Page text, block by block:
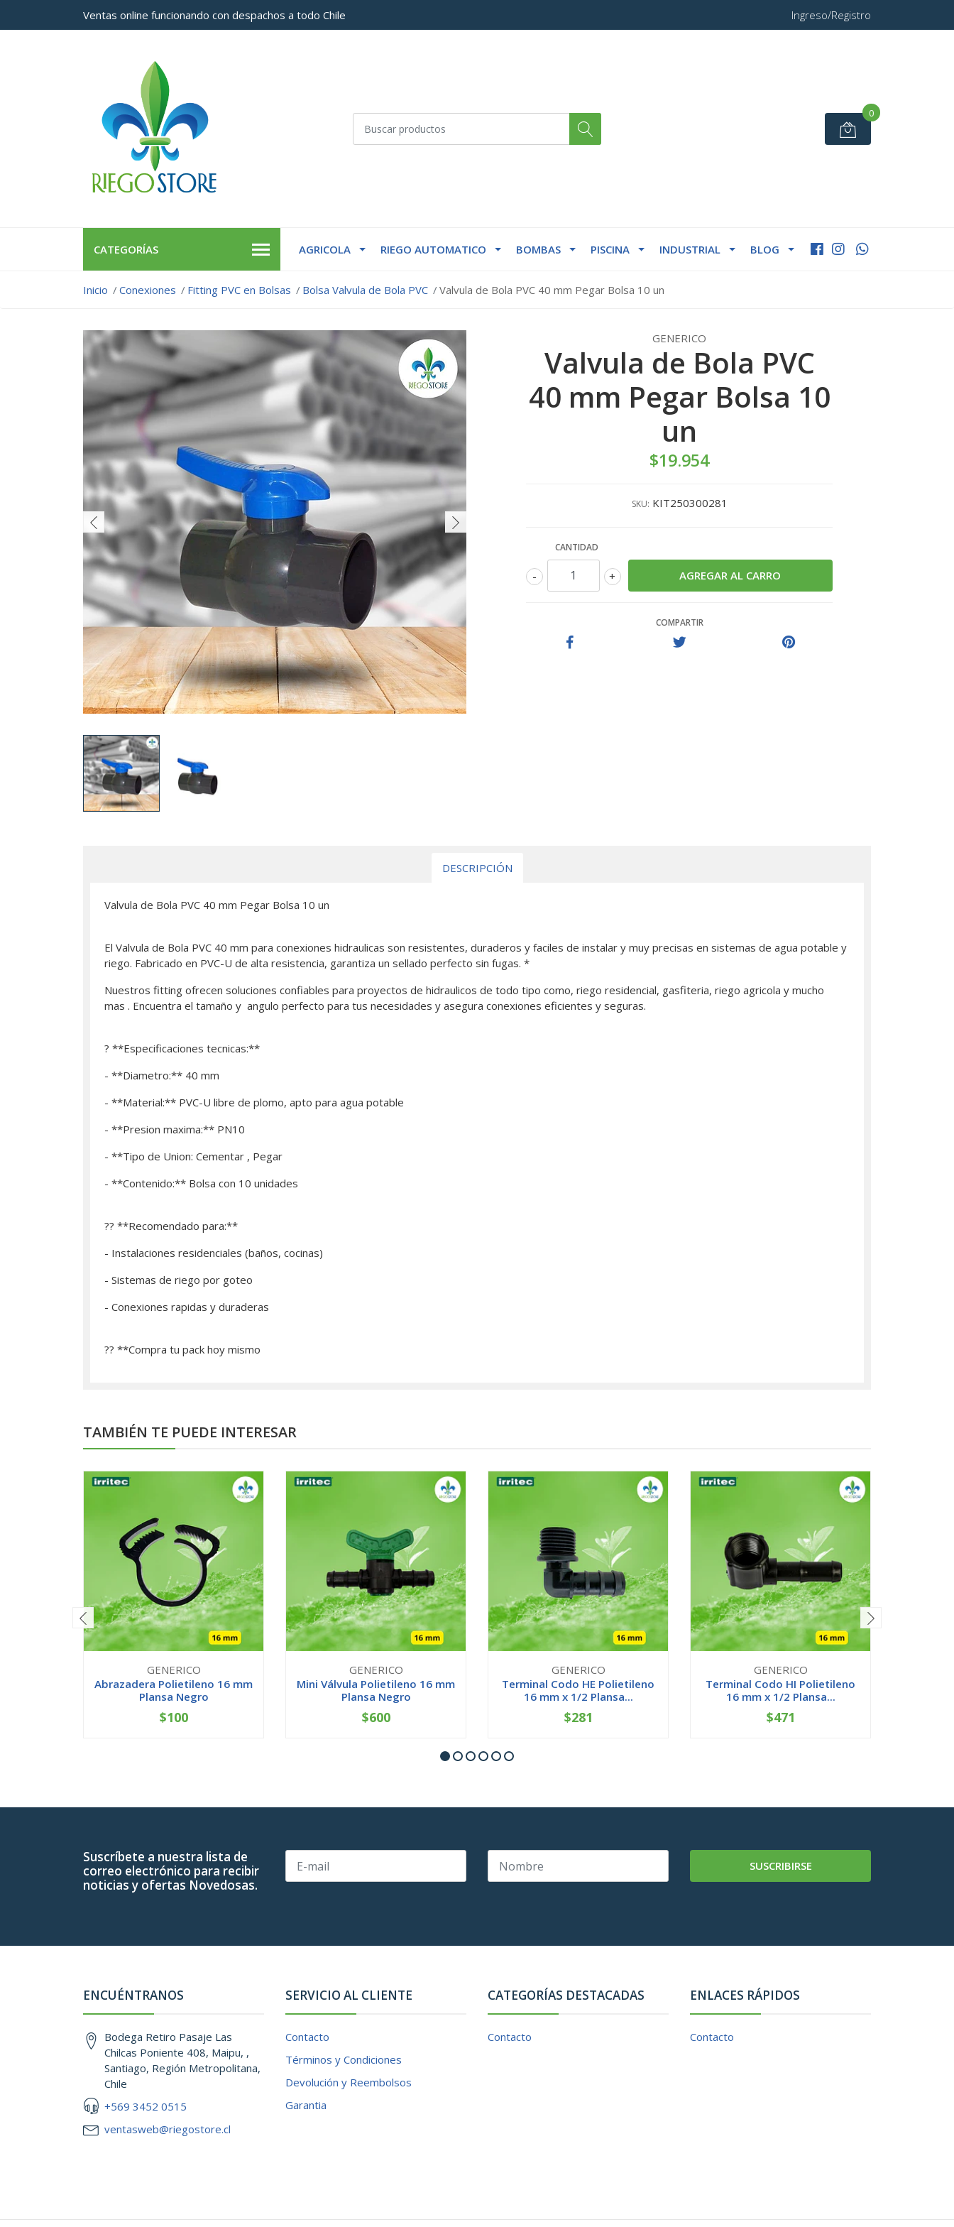
Ventas online funcionando con despachos a todo Chile Ingreso/Registro
0
CATEGORÍAS AGRICOLA RIEGO AUTOMATICO BOMBAS PISCINA INDUSTRIAL BLOG
Inicio Conexiones Fitting PVC en Bolsas Bolsa Valvula de Bola PVC Valvula de Bola PVC 40 mm Pegar Bolsa 10 un
GENERICO
Valvula de Bola PVC
40 mm Pegar Bolsa 10
un
$19.954
SKU: KIT250300281
CANTIDAD
+
-
COMPARTIR
DESCRIPCIÓN
Valvula de Bola PVC 40 mm Pegar Bolsa 10 un
El Valvula de Bola PVC 40 mm para conexiones hidraulicas son resistentes, duraderos y faciles de instalar y muy precisas en sistemas de agua potable y
riego. Fabricado en PVC-U de alta resistencia, garantiza un sellado perfecto sin fugas. *
Nuestros fitting ofrecen soluciones confiables para proyectos de hidraulicos de todo tipo como, riego residencial, gasfiteria, riego agricola y mucho
mas . Encuentra el tamaño y angulo perfecto para tus necesidades y asegura conexiones eficientes y seguras.
? **Especificaciones tecnicas:**
- **Diametro:** 40 mm
- **Material:** PVC-U libre de plomo, apto para agua potable
- **Presion maxima:** PN10
- **Tipo de Union: Cementar , Pegar
- **Contenido:** Bolsa con 10 unidades
?? **Recomendado para:**
- Instalaciones residenciales (baños, cocinas)
- Sistemas de riego por goteo
- Conexiones rapidas y duraderas
?? **­Compra tu pack hoy mismo
TAMBIÉN TE PUEDE INTERESAR
GENERICO
Abrazadera Polietileno 16 mm
Plansa Negro
+
$100
GENERICO
Mini Válvula Polietileno 16 mm
Plansa Negro
+
$600
GENERICO
Terminal Codo HE Polietileno
16 mm x 1/2 Plansa...
+
$281
GENERICO
Terminal Codo HI Polietileno
16 mm x 1/2 Plansa...
+
$471
Suscríbete a nuestra lista de
correo electrónico para recibir
noticias y ofertas Novedosas.
SUSCRIBIRSE
ENCUÉNTRANOS
Bodega Retiro Pasaje Las
Chilcas Poniente 408, Maipu, ,
Santiago, Región Metropolitana,
Chile
+569 3452 0515
ventasweb@riegostore.cl
SERVICIO AL CLIENTE
Contacto
Términos y Condiciones
Devolución y Reembolsos
Garantia
CATEGORÍAS DESTACADAS
Contacto
ENLACES RÁPIDOS
Contacto